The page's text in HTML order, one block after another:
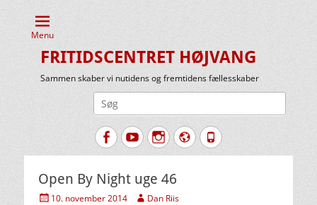
Menu
FRITIDSCENTRET HØJVANG
Sammen skaber vi nutidens og fremtidens fællesskaber
FacebookYouTubeInstagram
Website
Tlf.
Open By Night uge 46
Udgivet
10. november 2014 Forfatter
Dan Riis